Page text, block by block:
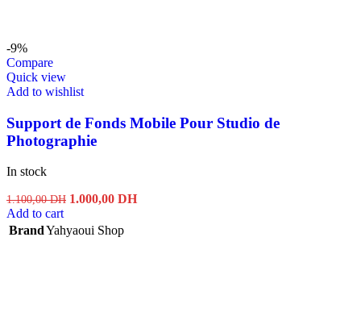
-9%
Compare
Quick view
Add to wishlist
Support de Fonds Mobile Pour Studio de
Photographie
In stock
1.100,00DH Original
was:
1.000,00 DHCurrent
Add to cart
BrandYahyaoui Shop